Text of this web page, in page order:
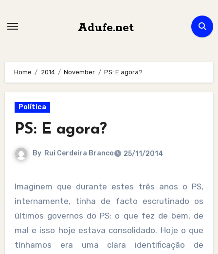
Adufe.net
Home 2014 November PS: E agora?
Política
PS: E agora?
By Rui Cerdeira Branco 25/11/2014
Imaginem que durante estes três anos o PS,
internamente, tinha de facto escrutinado os
últimos governos do PS: o que fez de bem, de
mal e isso hoje estava consolidado. Hoje o que
tínhamos era uma clara identificação de